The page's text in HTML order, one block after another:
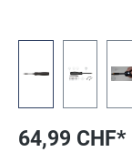
64,99 CHF*